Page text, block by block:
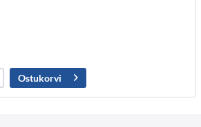
Ostukorvi